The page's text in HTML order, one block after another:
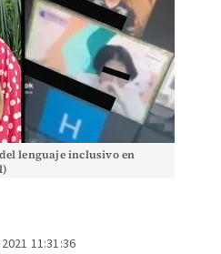
lenguaje inclusivo en
11:31:36